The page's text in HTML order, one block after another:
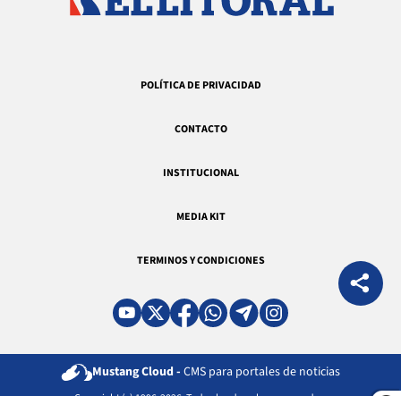
POLÍTICA DE PRIVACIDAD
CONTACTO
INSTITUCIONAL
MEDIA KIT
TERMINOS Y CONDICIONES
Mustang Cloud - CMS para portales de noticias